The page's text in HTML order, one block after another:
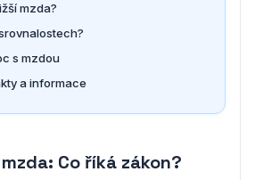
mzda?
s mzdou
a informace
Co říká zákon?